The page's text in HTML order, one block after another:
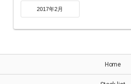
2017年2月
Home